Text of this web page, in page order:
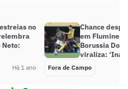
no
Neto:
Há 1 ano
Chance
em
Borussia
viraliza:
Fora de Campo